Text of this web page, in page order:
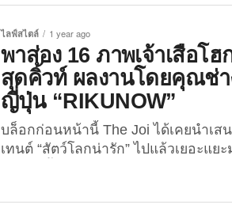
ความน่ารักสดใสจนเกือบลืมไปว่าเป็น
“ภาพเจ้าเสือโฮกปิ๊บสีขาวสุดคิ้วท์” ซึ่งดู
เป็นคอนเทนต์ที่ถูกอกถูกใจทุกคนกันอยู่
งั้นวันนี้พวกเราก็จะพาเพื่อน ๆ มาส่อง
น่ารักแต่เป็นนักล่ากันอีกครั้ง ใน 16 ภา
สีขาวสุดคิ้วท์ (ภาค 2) ที่ลั่นชัตเตอร์โด
ชาวญี่ปุ่น “RIKUNOW” หรือเจ้าของแ
ท์ X: @rikunow ที่มีผู้ติดตามกว่า 8.7
อดิเรกของเขาคือการเดินทางไปเที่ยว
ไลฟ์สไตล์ 1 year ago
พาส่อง 16 ภาพเจ้าเสือโ
สุดคิ้วท์ ผลงานโดยคุณช่
ญี่ปุ่น “RIKUNOW”
บล็อกก่อนหน้านี้ The Joi ได้เคยนำเส
เทนต์ “สัตว์โลกน่ารัก” ไปแล้วเยอะแย
ความน่ารักสดใสจนเกือบลืมไปว่าเป็น